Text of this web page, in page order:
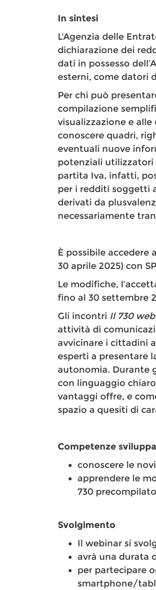
In sintesi
L'Agenzia delle
dichiarazione dei
dati in possesso
esterni, come datori
Per chi può
compilazione
visualizzazione e
conoscere quadri,
eventuali nuove
potenziali utilizzatori
partita Iva, infatti,
per i redditi soggetti
derivati da
necessariamente
È possibile accedere
30 aprile 2025) con
Le modifiche,
fino al 30 settembre
Gli incontri Il 730
attività di
avvicinare i cittadini
esperti a presentare
autonomia. Durante
con linguaggio
vantaggi offre, e
spazio a quesiti di
Competenze
conoscere le
apprendere le
730
Svolgimento
Il webinar si
avrà una durata
per partecipare
smartphone/